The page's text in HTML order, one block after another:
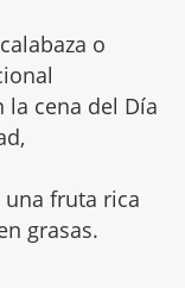
o
la cena del Día
una fruta rica
grasas.